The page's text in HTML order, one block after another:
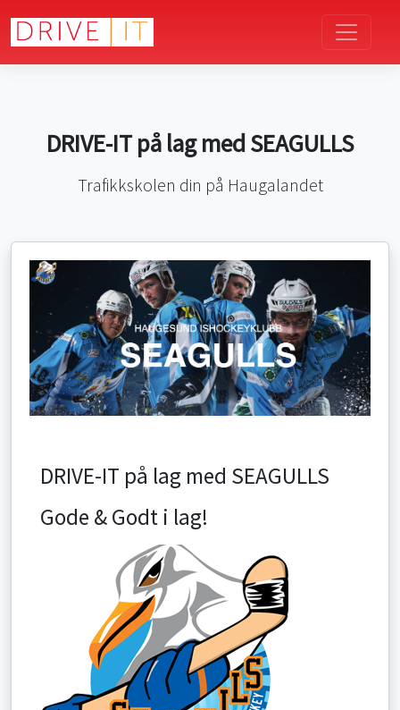
DRIVE-IT på lag med SEAGULLS
Trafikkskolen din på Haugalandet
DRIVE-IT på lag med SEAGULLS
Gode & Godt i lag!